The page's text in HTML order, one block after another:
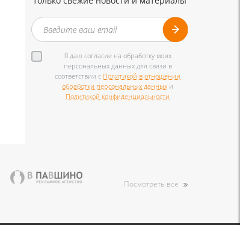
Я даю согласие на обработку моих
персональных данных для связи в
соответствии с Политикой в отношении
обработки персональных данных и
Политикой конфиденциальности
Посмотреть все